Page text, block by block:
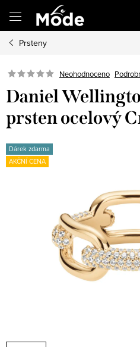
obsah
Prsteny
Neohodnoceno
Daniel
prsten ocelový
Dárek zdarma
AKČNÍ CENA